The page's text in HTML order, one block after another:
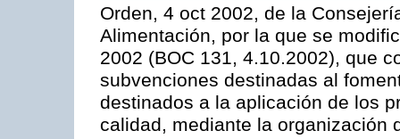
Orden, 4 oct 2002, de la
Alimentación, por la que se
2002 (BOC 131, 4.10.2002), que
subvenciones destinadas al
destinados a la aplicación de los
calidad, mediante la organización